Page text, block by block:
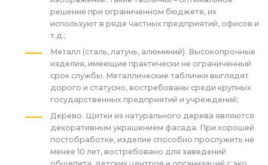
решение при ограниченном бюджете, их
используют в ряде частных предприятий, офисов и
т.д.;
Металл (сталь, латунь, алюминий). Высокопрочные
изделия, имеющие практически не ограниченный
срок службы. Металлические таблички выглядят
дорого и статусно, востребованы среди крупных
государственных предприятий и учреждений;
Дерево. Щитки из натурального дерева являются
декоративным украшением фасада. При хорошей
постобработке, изделие способно прослужить не
менее 10 лет, востребовано для заведений